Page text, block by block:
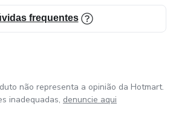
frequentes
não representa a opinião da Hotmart.
inadequadas, denuncie aqui